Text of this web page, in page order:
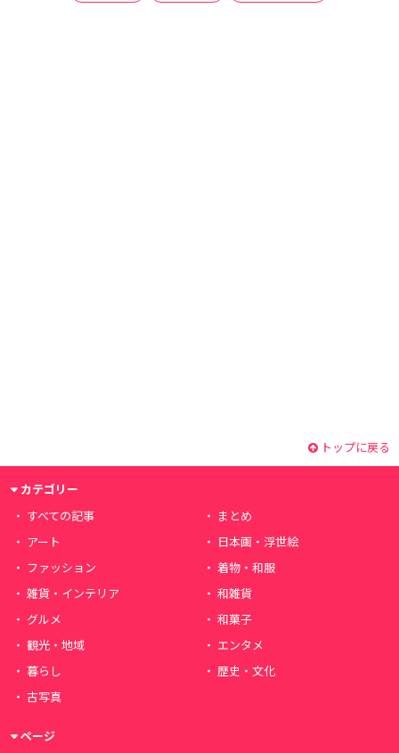
トップに戻る
カテゴリー
すべての記事
まとめ
アート
日本画・浮世絵
ファッション
着物・和服
雑貨・インテリア
和雑貨
グルメ
和菓子
観光・地域
エンタメ
暮らし
歴史・文化
古写真
ページ